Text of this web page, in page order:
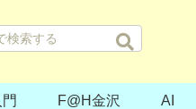
F@H金沢 AI